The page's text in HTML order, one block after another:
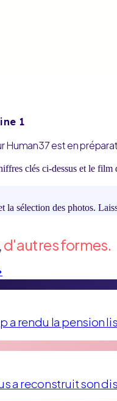
1
Human37 est en
clés ci-dessus et le
sélection des photos.
d'autres formes.
a rendu la pension
a reconstruit son